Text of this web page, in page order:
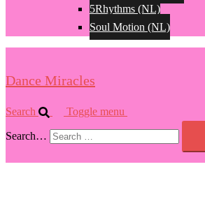
5Rhythms (NL)
Soul Motion (NL)
Dance Miracles
Search Toggle menu
Search…